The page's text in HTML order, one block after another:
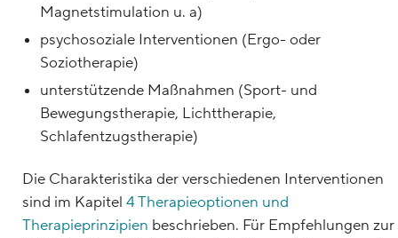
Magnetstimulation u. a)
psychosoziale Interventionen (Ergo- oder
Soziotherapie)
unterstützende Maßnahmen (Sport- und
Bewegungstherapie, Lichttherapie,
Schlafentzugstherapie)
Die Charakteristika der verschiedenen Interventionen
sind im Kapitel 4 Therapieoptionen und
Therapieprinzipien beschrieben. Für Empfehlungen zur